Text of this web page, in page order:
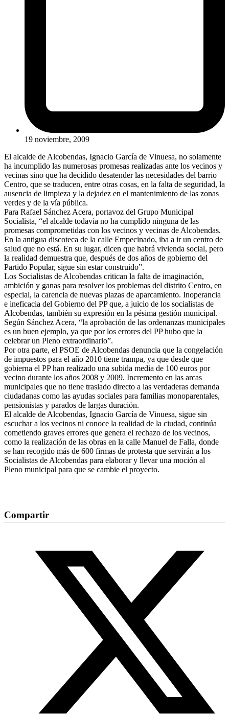
19 noviembre, 2009
El alcalde de Alcobendas, Ignacio García de Vinuesa, no solamente
ha incumplido las numerosas promesas realizadas ante los vecinos y
vecinas sino que ha decidido desatender las necesidades del barrio
Centro, que se traducen, entre otras cosas, en la falta de seguridad, la
ausencia de limpieza y la dejadez en el mantenimiento de las zonas
verdes y de la vía pública.
Para Rafael Sánchez Acera, portavoz del Grupo Municipal
Socialista, “el alcalde todavía no ha cumplido ninguna de las
promesas comprometidas con los vecinos y vecinas de Alcobendas.
En la antigua discoteca de la calle Empecinado, iba a ir un centro de
salud que no está. En su lugar, dicen que habrá vivienda social, pero
la realidad demuestra que, después de dos años de gobierno del
Partido Popular, sigue sin estar construido”.
Los Socialistas de Alcobendas critican la falta de imaginación,
ambición y ganas para resolver los problemas del distrito Centro, en
especial, la carencia de nuevas plazas de aparcamiento. Inoperancia
e ineficacia del Gobierno del PP que, a juicio de los socialistas de
Alcobendas, también su expresión en la pésima gestión municipal.
Según Sánchez Acera, “la aprobación de las ordenanzas municipales
es un buen ejemplo, ya que por los errores del PP hubo que la
celebrar un Pleno extraordinario”.
Por otra parte, el PSOE de Alcobendas denuncia que la congelación
de impuestos para el año 2010 tiene trampa, ya que desde que
gobierna el PP han realizado una subida media de 100 euros por
vecino durante los años 2008 y 2009. Incremento en las arcas
municipales que no tiene traslado directo a las verdaderas demanda
ciudadanas como las ayudas sociales para familias monoparentales,
pensionistas y parados de largas duración.
El alcalde de Alcobendas, Ignacio García de Vinuesa, sigue sin
escuchar a los vecinos ni conoce la realidad de la ciudad, continúa
cometiendo graves errores que genera el rechazo de los vecinos,
como la realización de las obras en la calle Manuel de Falla, donde
se han recogido más de 600 firmas de protesta que servirán a los
Socialistas de Alcobendas para elaborar y llevar una moción al
Pleno municipal para que se cambie el proyecto.
Compartir